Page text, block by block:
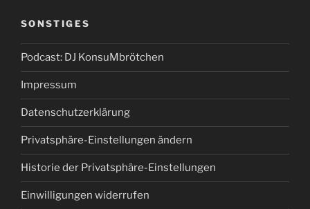
SONSTIGES
Podcast: DJ KonsuMbrötchen
Impressum
Datenschutzerklärung
Privatsphäre-Einstellungen ändern
Historie der Privatsphäre-Einstellungen
Einwilligungen widerrufen